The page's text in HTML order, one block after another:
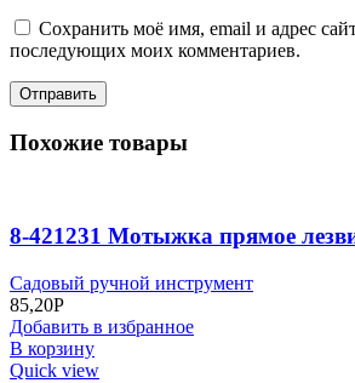
Сохранить моё имя, email и адрес
последующих моих комментариев.
Похожие товары
8-421231 Мотыжка прямое
Садовый ручной инструмент
85,20Р
Добавить в избранное
В корзину
Quick view